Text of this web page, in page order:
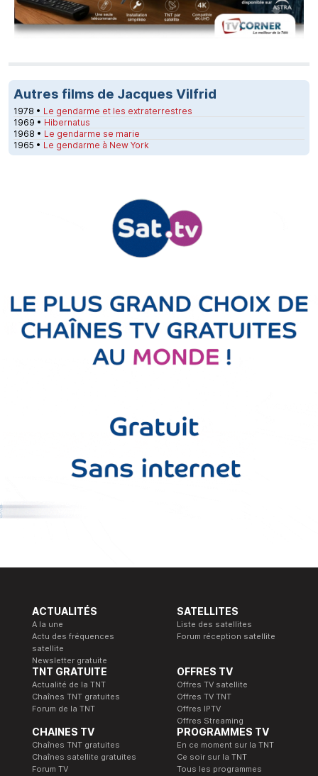
Autres films de Jacques Vilfrid
1978 • Le gendarme et les extraterrestres
1969 • Hibernatus
1968 • Le gendarme se marie
1965 • Le gendarme à New York
ACTUALITÉS
A la une
Actu des fréquences
satellite
Newsletter gratuite
SATELLITES
Liste des satellites
Forum réception satellite
TNT GRATUITE
Actualité de la TNT
Chaînes TNT gratuites
Forum de la TNT
OFFRES TV
Offres TV satellite
Offres TV TNT
Offres IPTV
Offres Streaming
CHAINES TV
Chaînes TNT gratuites
Chaînes satellite gratuites
Forum TV
PROGRAMMES TV
En ce moment sur la TNT
Ce soir sur la TNT
Tous les programmes